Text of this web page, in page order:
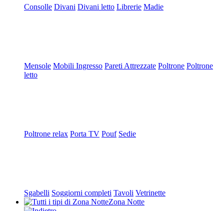
Consolle Divani Divani letto Librerie Madie
Mensole Mobili Ingresso Pareti Attrezzate Poltrone Poltrone
letto
Poltrone relax Porta TV Pouf Sedie
Sgabelli Soggiorni completi Tavoli Vetrinette
Zona Notte